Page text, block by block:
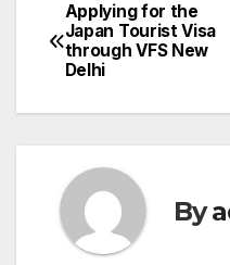
Post
navigation
Applying for the
Japan Tourist Visa
through VFS New
Delhi
By